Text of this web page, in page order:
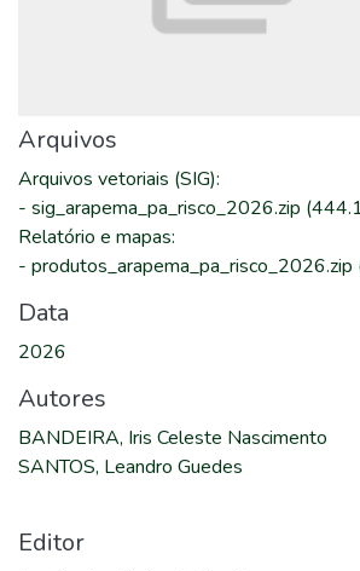
Arquivos
Arquivos vetoriais (SIG):
- sig_arapema_pa_risco_2026.zip
Relatório e mapas:
- produtos_arapema_pa_risco_2026.zip
Data
2026
Autores
BANDEIRA, Iris Celeste Nascimento
SANTOS, Leandro Guedes
Editor